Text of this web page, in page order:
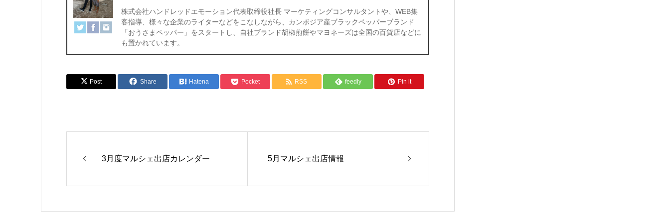
株式会社ハンドレッドエモーション代表取締役社長 マーケティングコンサルタントや、WEB集
客指導、様々な企業のライターなどをこなしながら、カンボジア産ブラックペッパーブランド
「おうさまペッパー」をスタートし、自社ブランド胡椒煎餅やマヨネーズは全国の百貨店などに
も置かれています。
Post Share Hatena Pocket RSS feedly Pin it
3月度マルシェ出店カレンダー 5月マルシェ出店情報